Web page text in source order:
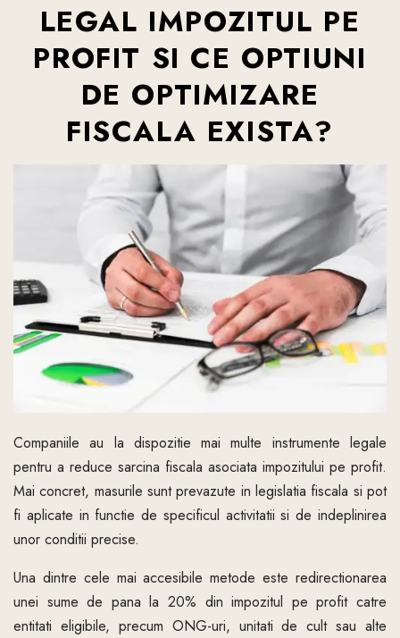
LEGAL IMPOZITUL PE
PROFIT SI CE OPTIUNI
DE OPTIMIZARE
FISCALA EXISTA?
Companiile au la dispozitie mai multe instrumente legale
pentru a reduce sarcina fiscala asociata impozitului pe profit.
Mai concret, masurile sunt prevazute in legislatia fiscala si pot
fi aplicate in functie de specificul activitatii si de indeplinirea
unor conditii precise.
Una dintre cele mai accesibile metode este redirectionarea
unei sume de pana la 20% din impozitul pe profit catre
entitati eligibile, precum ONG-uri, unitati de cult sau alte